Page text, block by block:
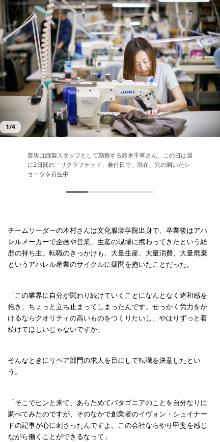
1/4
普段は縫製スタッフとして勤務する鈴木千草さん。この日は週
に2日間の「リクラフテッド」兼任日で、現在、穴の開いたシ
ョーツを再生中
日々のリペア業務で培った縫製技術を存分に発揮できる点もメ
リット。1日2点までというガイドラインを設け、高い完成度
を維持している
左が加工前で右が加工後。右ポケットに開いた穴にパッチを当
てて強度を回復し、上からカラフルな当て布を縫い付け、同じ
柄をベルトループにワンポイント。左ポケットには「Worn
神奈川県鎌倉市にあるパタゴニア日本支社・リペアセンター。
「リクラフテッド」製品もここで手がけられている
チームリーダーの木村さんは文化服装学院出身で、卒業後はアパ
レルメーカーで企画や営業、生産の現場に携わってきたという経
歴の持ち主。転職のきっかけも、大量生産、大量消費、大量廃棄
というアパレル産業のサイクルに疑問を抱いたことだった。
「この業界に自分が関わり続けていくことになんとなく違和感を
抱き、ちょっと立ち止まってしまったんです。せっかく労力をか
けるならクオリティの高いものをつくりたいし、やはりずっと着
続けてほしいじゃないですか」
そんなときにリペア部門の求人を目にして転職を決意したとい
う。
「そこでピンと来て、あらためてパタゴニアのことを自分なりに
調べてみたのですが、そのなかで創業者のイヴォン・シュイナー
ドの記事が心に刺さったんですよ。この会社ならやり甲斐を感じ
ながら働くことができるなって」